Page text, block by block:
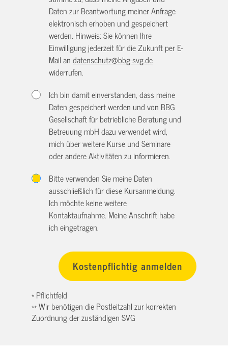
Daten zur Beantwortung meiner Anfrage
elektronisch erhoben und gespeichert
werden. Hinweis: Sie können Ihre
Einwilligung jederzeit für die Zukunft per E-
Mail andatenschutz@bbg-svg.de
widerrufen.
Ich bin damit einverstanden, dass meine
Daten gespeichert werden und von BBG
Gesellschaft für betriebliche Beratung und
Betreuung mbH dazu verwendet wird,
mich über weitere Kurse und Seminare
oder andere Aktivitäten zu informieren.
Bitte verwenden Sie meine Daten
ausschließlich für diese Kursanmeldung.
Ich möchte keine weitere
Kontaktaufnahme. Meine Anschrift habe
ich eingetragen.
* Pflichtfeld
** Wir benötigen die Postleitzahl zur korrekten
Zuordnung der zuständigen SVG